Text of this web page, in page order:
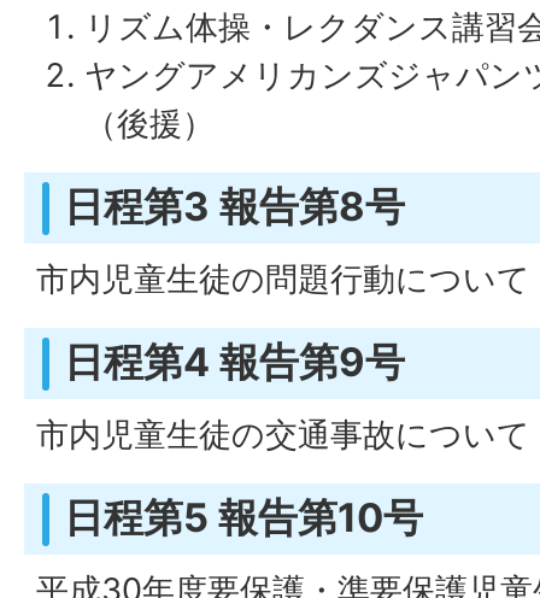
リズム体操・レクダンス講習
ヤングアメリカンズジャパン
（後援）
日程第3 報告第8号
市内児童生徒の問題行動について
日程第4 報告第9号
市内児童生徒の交通事故について
日程第5 報告第10号
平成30年度要保護・準要保護児